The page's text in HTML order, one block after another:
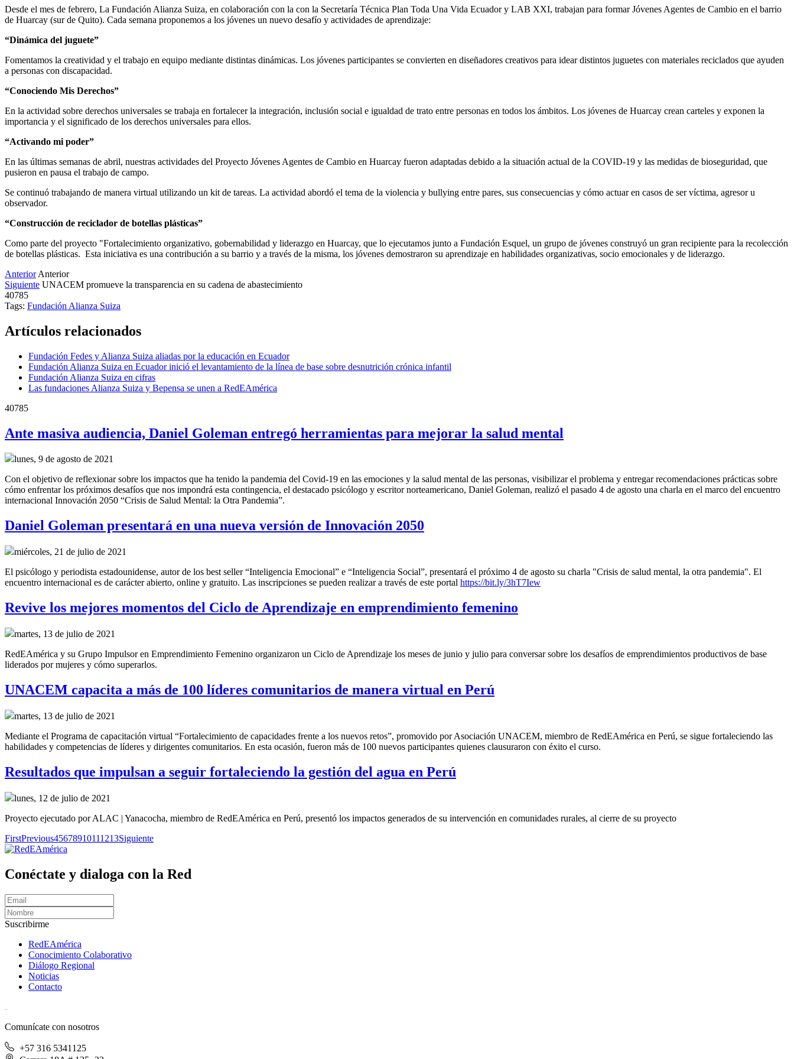
Desde el mes de febrero, La Fundación Alianza Suiza, en colaboración con la con la Secretaría Técnica Plan Toda Una Vida Ecuador y LAB XXI, trabajan para formar Jóvenes Agentes de Cambio en el barrio
de Huarcay (sur de Quito). Cada semana proponemos a los jóvenes un nuevo desafío y actividades de aprendizaje:
“Dinámica del juguete”
Fomentamos la creatividad y el trabajo en equipo mediante distintas dinámicas. Los jóvenes participantes se convierten en diseñadores creativos para idear distintos juguetes con materiales reciclados que ayuden
a personas con discapacidad.
“Conociendo Mis Derechos”
En la actividad sobre derechos universales se trabaja en fortalecer la integración, inclusión social e igualdad de trato entre personas en todos los ámbitos. Los jóvenes de Huarcay crean carteles y exponen la
importancia y el significado de los derechos universales para ellos.
“Activando mi poder”
En las últimas semanas de abril, nuestras actividades del Proyecto Jóvenes Agentes de Cambio en Huarcay fueron adaptadas debido a la situación actual de la COVID-19 y las medidas de bioseguridad, que
pusieron en pausa el trabajo de campo.
Se continuó trabajando de manera virtual utilizando un kit de tareas. La actividad abordó el tema de la violencia y bullying entre pares, sus consecuencias y cómo actuar en casos de ser víctima, agresor u
observador.
“Construcción de reciclador de botellas plásticas”
Como parte del proyecto "Fortalecimiento organizativo, gobernabilidad y liderazgo en Huarcay, que lo ejecutamos junto a Fundación Esquel, un grupo de jóvenes construyó un gran recipiente para la recolección
de botellas plásticas. Esta iniciativa es una contribución a su barrio y a través de la misma, los jóvenes demostraron su aprendizaje en habilidades organizativas, socio emocionales y de liderazgo.
Anterior Anterior
Siguiente UNACEM promueve la transparencia en su cadena de abastecimiento
40785
Tags: Fundación Alianza Suiza
Artículos relacionados
Fundación Fedes y Alianza Suiza aliadas por la educación en Ecuador
Fundación Alianza Suiza en Ecuador inició el levantamiento de la línea de base sobre desnutrición crónica infantil
Fundación Alianza Suiza en cifras
Las fundaciones Alianza Suiza y Bepensa se unen a RedEAmérica
40785
Ante masiva audiencia, Daniel Goleman entregó herramientas para mejorar la salud mental
lunes, 9 de agosto de 2021
Con el objetivo de reflexionar sobre los impactos que ha tenido la pandemia del Covid-19 en las emociones y la salud mental de las personas, visibilizar el problema y entregar recomendaciones prácticas sobre
cómo enfrentar los próximos desafíos que nos impondrá esta contingencia, el destacado psicólogo y escritor norteamericano, Daniel Goleman, realizó el pasado 4 de agosto una charla en el marco del encuentro
internacional Innovación 2050 “Crisis de Salud Mental: la Otra Pandemia”.
Daniel Goleman presentará en una nueva versión de Innovación 2050
miércoles, 21 de julio de 2021
El psicólogo y periodista estadounidense, autor de los best seller “Inteligencia Emocional” e “Inteligencia Social”, presentará el próximo 4 de agosto su charla "Crisis de salud mental, la otra pandemia". El
encuentro internacional es de carácter abierto, online y gratuito. Las inscripciones se pueden realizar a través de este portal https://bit.ly/3hT7Iew
Revive los mejores momentos del Ciclo de Aprendizaje en emprendimiento femenino
martes, 13 de julio de 2021
RedEAmérica y su Grupo Impulsor en Emprendimiento Femenino organizaron un Ciclo de Aprendizaje los meses de junio y julio para conversar sobre los desafíos de emprendimientos productivos de base
liderados por mujeres y cómo superarlos.
UNACEM capacita a más de 100 líderes comunitarios de manera virtual en Perú
martes, 13 de julio de 2021
Mediante el Programa de capacitación virtual “Fortalecimiento de capacidades frente a los nuevos retos”, promovido por Asociación UNACEM, miembro de RedEAmérica en Perú, se sigue fortaleciendo las
habilidades y competencias de líderes y dirigentes comunitarios. En esta ocasión, fueron más de 100 nuevos participantes quienes clausuraron con éxito el curso.
Resultados que impulsan a seguir fortaleciendo la gestión del agua en Perú
lunes, 12 de julio de 2021
Proyecto ejecutado por ALAC | Yanacocha, miembro de RedEAmérica en Perú, presentó los impactos generados de su intervención en comunidades rurales, al cierre de su proyecto
FirstPrevious45678910111213Siguiente
Conéctate y dialoga con la Red
Suscribirme
RedEAmérica
Conocimiento Colaborativo
Diálogo Regional
Noticias
Contacto
Comunícate con nosotros
+57 316 5341125